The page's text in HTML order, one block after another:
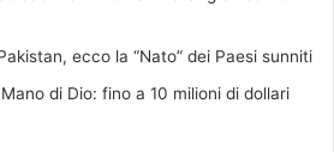
ecco la “Nato” dei Paesi sunniti
di Dio: fino a 10 milioni di dollari